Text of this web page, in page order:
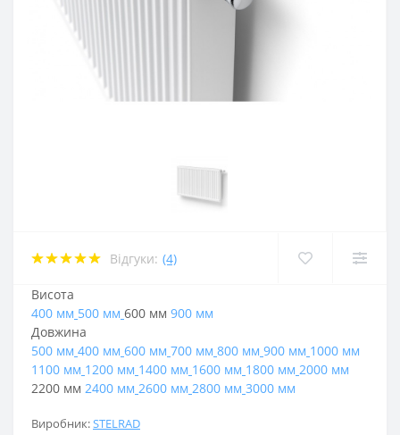
Відгуки: (4)
Виробник:STELRAD
Висота
400 мм 500 мм 600 мм 900 мм
Довжина
500 мм 400 мм 600 мм 700 мм 800 мм 900 мм 1000 мм
1100 мм 1200 мм 1400 мм 1600 мм 1800 мм 2000 мм
2200 мм 2400 мм 2600 мм 2800 мм 3000 мм